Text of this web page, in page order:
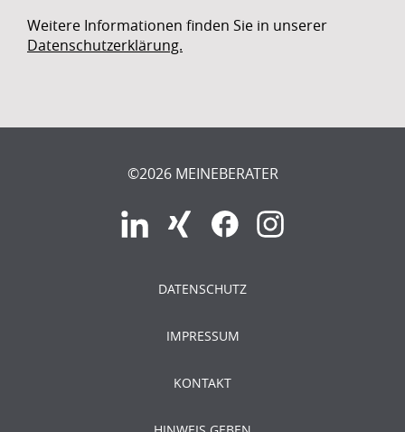
Weitere Informationen finden Sie in unserer
Datenschutzerklärung.
©2026 MEINEBERATER
DATENSCHUTZ
IMPRESSUM
KONTAKT